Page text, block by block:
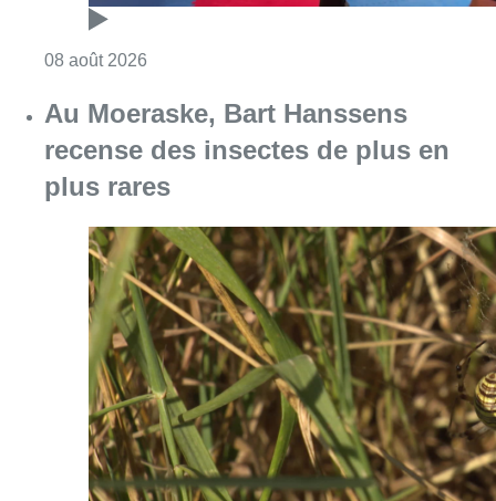
08 août 2026Consulter l'article "Au Moeraske, Bart
Marathon de contrôles de vitesse
ce week-end: “Une moto a été
flashée à 121 km/h sur l’avenue de
Tervuren”